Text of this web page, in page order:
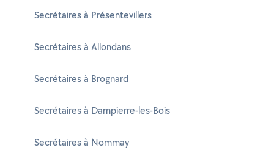
Secrétaires à Présentevillers
Secrétaires à Allondans
Secrétaires à Brognard
Secrétaires à Dampierre-les-Bois
Secrétaires à Nommay